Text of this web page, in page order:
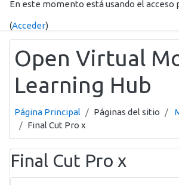
Salta al contenido principal
En este momento está usando el acceso
(Acceder)
Open Virtual
Learning Hub
Página Principal Páginas del sitio
Final Cut Pro x
Final Cut Pro x